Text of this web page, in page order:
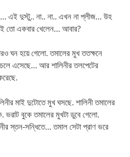
এই দুস্টু.. না.. না.. এখন না প্লীজ… উহ
তো একবার খেলেন… আবার?
ঘন হয়ে গেলো. তমালের মুখ ততক্ষনে
চলে এসেছে… আর শালিনীর তলপেটের
মাই দুটোতে মুখ ঘসছে. শালিনী তমালের
ভরাট বুকে তমালের মুখটা ডুবে গেলো.
স্তন-সন্ধিতে… তমাল সেটা প্রাণ ভরে